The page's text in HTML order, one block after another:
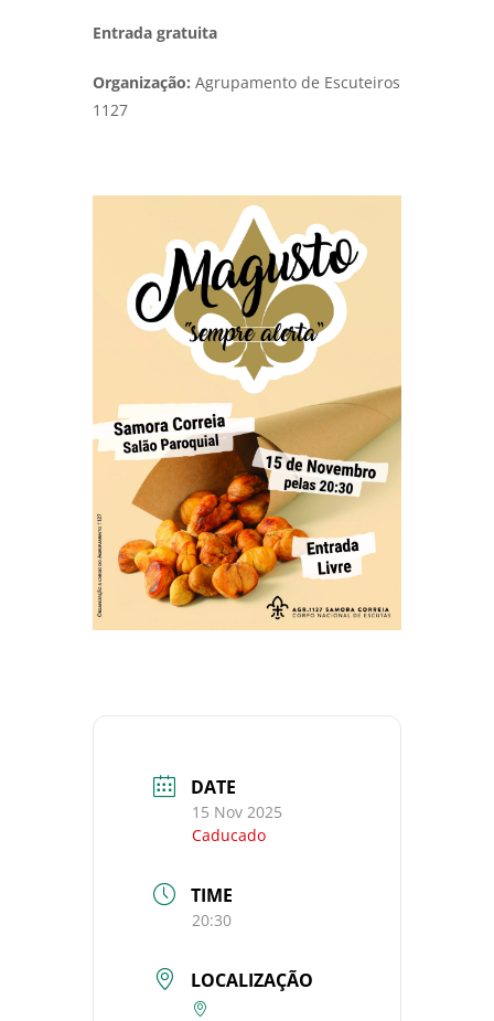
Entrada gratuita
Organização: Agrupamento de Escuteiros
1127
DATE
15 Nov 2025
Caducado
TIME
20:30
LOCALIZAÇÃO